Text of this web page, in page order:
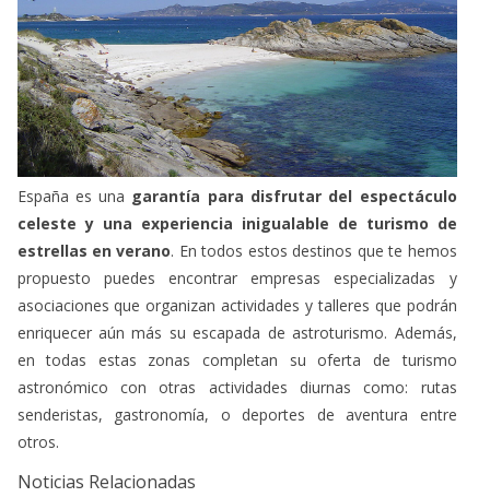
España es una garantía para disfrutar del espectáculo
celeste y una experiencia inigualable de turismo de
estrellas en verano. En todos estos destinos que te hemos
propuesto puedes encontrar empresas especializadas y
asociaciones que organizan actividades y talleres que podrán
enriquecer aún más su escapada de astroturismo. Además,
en todas estas zonas completan su oferta de turismo
astronómico con otras actividades diurnas como: rutas
senderistas, gastronomía, o deportes de aventura entre
otros.
Noticias Relacionadas